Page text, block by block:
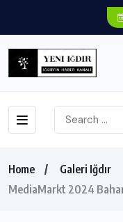
Home
Galeri Iğdır
MediaMarkt 2024